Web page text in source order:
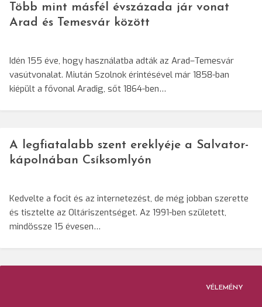
Több mint másfél évszázada jár vonat
Arad és Temesvár között
Idén 155 éve, hogy használatba adták az Arad–Temesvár
vasútvonalat. Miután Szolnok érintésével már 1858-ban
kiépült a fővonal Aradig, sőt 1864-ben…
A legfiatalabb szent ereklyéje a Salvator-
kápolnában Csíksomlyón
Kedvelte a focit és az internetezést, de még jobban szerette
és tisztelte az Oltáriszentséget. Az 1991-ben született,
mindössze 15 évesen…
VÉLEMÉNY